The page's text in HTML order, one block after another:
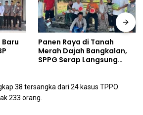
Panen Raya di Tanah
Merah Dajah Bangkalan,
SPPG Serap Langsung